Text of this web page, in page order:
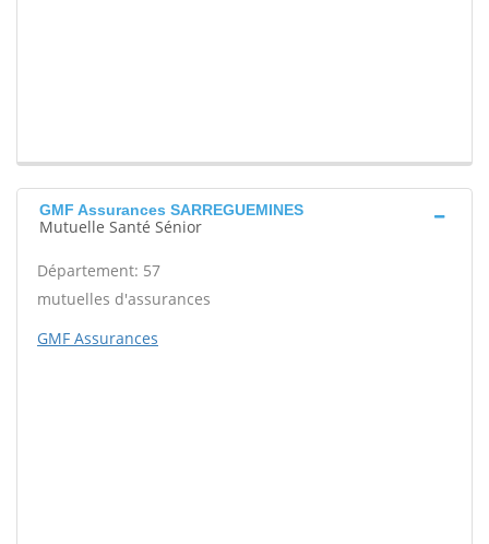
GMF Assurances SARREGUEMINES
Mutuelle Santé Sénior
Département: 57
mutuelles d'assurances
GMF Assurances